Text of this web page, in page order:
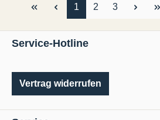
Seite
1 Seite
2 Seite
3
Service-Hotline
Vertrag widerrufen